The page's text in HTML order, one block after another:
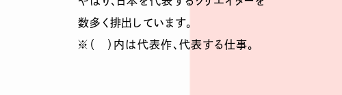
数多く排出しています。
※（ ）内は代表作、代表する仕事。